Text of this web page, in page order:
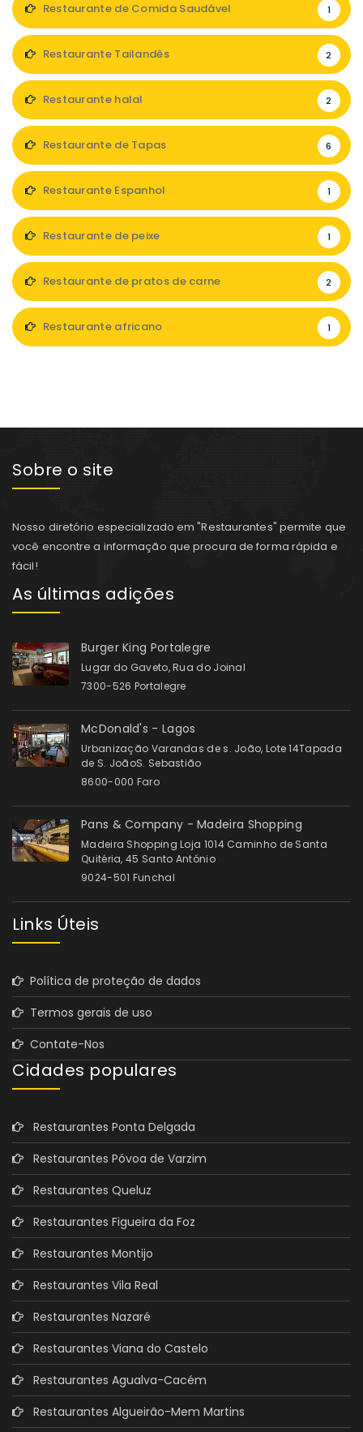
Restaurante de Comida Saudável 1
Restaurante Tailandês 2
Restaurante halal 2
Restaurante de Tapas 6
Restaurante Espanhol 1
Restaurante de peixe 1
Restaurante de pratos de carne 2
Restaurante africano 1
Sobre o site
Nosso diretório especializado em "Restaurantes" permite que
você encontre a informação que procura de forma rápida e
fácil!
As últimas adições
Burger King Portalegre
Lugar do Gaveto, Rua do Joinal
7300-526 Portalegre
McDonald's - Lagos
Urbanização Varandas de s. João, Lote 14Tapada
de S. JoãoS. Sebastião
8600-000 Faro
Pans & Company - Madeira Shopping
Madeira Shopping Loja 1014 Caminho de Santa
Quitéria, 45 Santo António
9024-501 Funchal
Links Úteis
Política de proteção de dados
Termos gerais de uso
Contate-Nos
Cidades populares
Restaurantes Ponta Delgada
Restaurantes Póvoa de Varzim
Restaurantes Queluz
Restaurantes Figueira da Foz
Restaurantes Montijo
Restaurantes Vila Real
Restaurantes Nazaré
Restaurantes Viana do Castelo
Restaurantes Agualva-Cacém
Restaurantes Algueirão-Mem Martins